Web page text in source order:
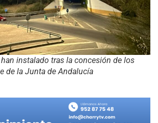
instalado tras la concesión de los
de la Junta de Andalucía